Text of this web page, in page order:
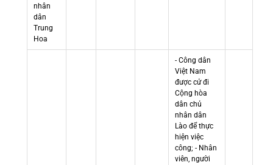
nhân
dân
Trung
Hoa
- Công dân
Việt Nam
được cử đi
Cộng hòa
dân chủ
nhân dân
Lào để thực
hiện việc
công; - Nhân
viên, người